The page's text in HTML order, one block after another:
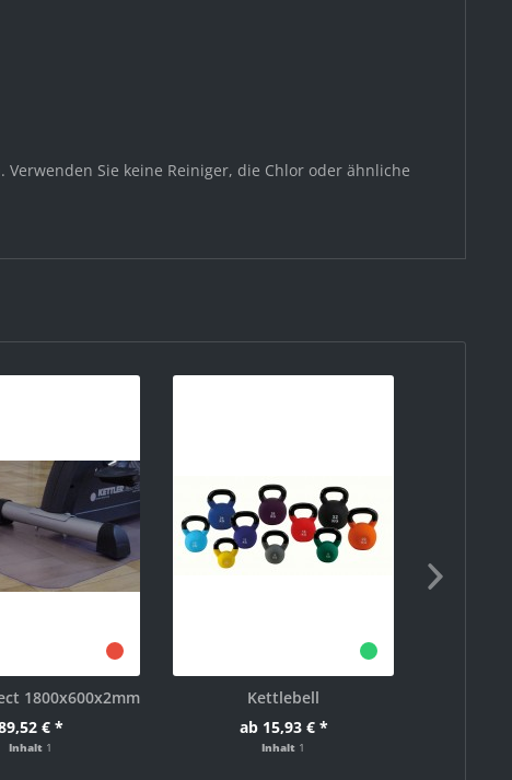
Sie keine Reiniger, die Chlor oder ähnliche
1800x600x2mm
€ *
Inhalt 1
Kettlebell
ab 15,93 € *
Inhalt 1